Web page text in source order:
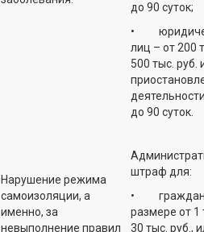
до 90 суток;
•
лиц – от 200
500 тыс. руб.
до 90 суток.
Нарушение режима
самоизоляции, а
именно, за
невыполнение правил
штраф для:
• граждан
размере от 1
30 тыс. руб.,